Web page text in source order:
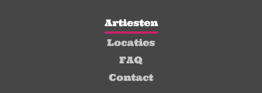
Artiesten
Locaties
FAQ
Contact